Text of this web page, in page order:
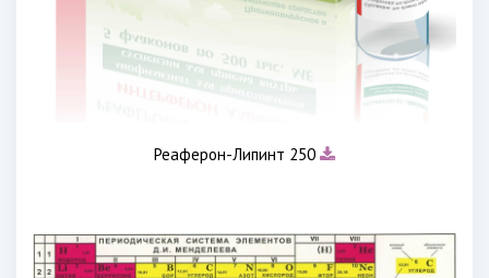
Реаферон-Липинт 250